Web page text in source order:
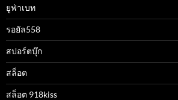
ยูฟ่าเบท
รอยัล558
สปอร์ตบุ๊ก
สล็อต
สล็อต 918kiss